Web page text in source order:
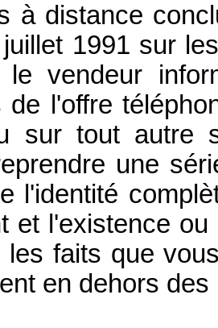
à distance
1991 sur
le vendeur
de l'offre
sur tout autre
une
l'identité
et l'existence
les faits que
en dehors